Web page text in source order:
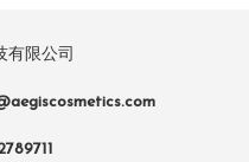
有限公司